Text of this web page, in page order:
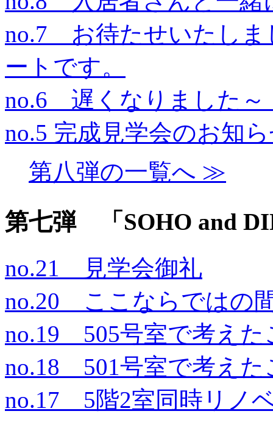
no.7 お待たせいたしま
ートです。
no.6 遅くなりました～
no.5 完成見学会のお知
第八弾の一覧へ ≫
第七弾 「SOHO and
no.21 見学会御礼
no.20 ここならではの
no.19 505号室で考えた
no.18 501号室で考えた
no.17 5階2室同時リノ